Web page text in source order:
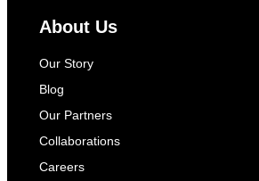
About Us
Our Story
Blog
Our Partners
Collaborations
Careers